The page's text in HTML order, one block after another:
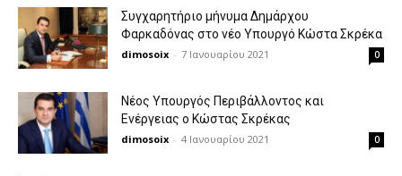
Συγχαρητήριο μήνυμα Δημάρχου
Φαρκαδόνας στο νέο Υπουργό Κώστα Σκρέκα
dimosoix - 7 Ιανουαρίου 2021 0
Νέος Υπουργός Περιβάλλοντος και
Ενέργειας ο Κώστας Σκρέκας
dimosoix - 4 Ιανουαρίου 2021 0